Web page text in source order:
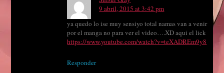
9 abril, 2015 at 3:42 pm
ya quedo lo ise muy sensiyo total namas van a venir
por el manga no para ver el video….XD aqui el lick
https://www.youtube.com/watch?v=teXADREm9y8
Responder